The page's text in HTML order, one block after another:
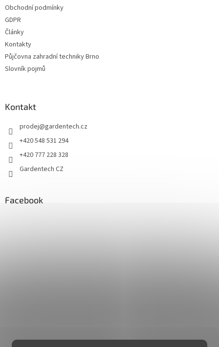
Obchodní podmínky
GDPR
Články
Kontakty
Půjčovna zahradní techniky Brno
Slovník pojmů
Kontakt
prodej@gardentech.cz
+420 548 531 294
+420 777 228 328
Gardentech CZ
Facebook